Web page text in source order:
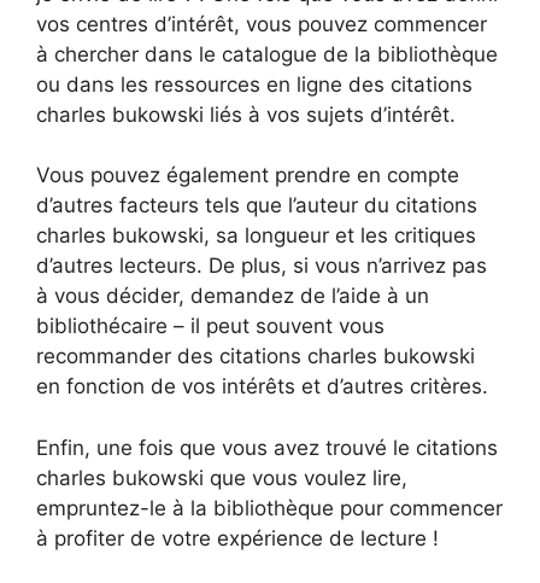
vos centres d’intérêt, vous pouvez commencer
à chercher dans le catalogue de la bibliothèque
ou dans les ressources en ligne des citations
charles bukowski liés à vos sujets d’intérêt.
Vous pouvez également prendre en compte
d’autres facteurs tels que l’auteur du citations
charles bukowski, sa longueur et les critiques
d’autres lecteurs. De plus, si vous n’arrivez pas
à vous décider, demandez de l’aide à un
bibliothécaire – il peut souvent vous
recommander des citations charles bukowski
en fonction de vos intérêts et d’autres critères.
Enfin, une fois que vous avez trouvé le citations
charles bukowski que vous voulez lire,
empruntez-le à la bibliothèque pour commencer
à profiter de votre expérience de lecture !